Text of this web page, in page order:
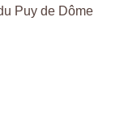
Puy de Dôme